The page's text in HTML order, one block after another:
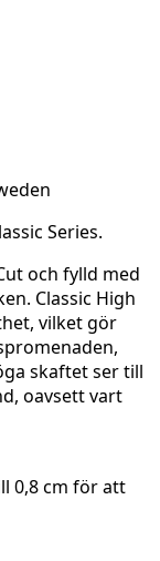
Series.
och fylld med
Classic High
vilket gör
skaftet ser till
oavsett vart
0,8 cm för att